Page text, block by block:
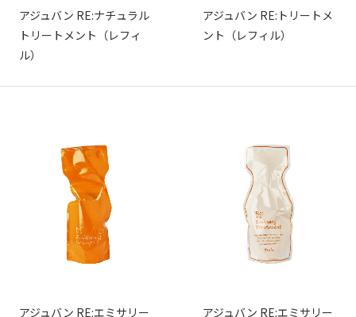
アジュバン RE:ナチュラル
トリートメント（レフィ
ル）
アジュバン RE:トリートメ
ント（レフィル）
アジュバン RE:エミサリー
アジュバン RE:エミサリー